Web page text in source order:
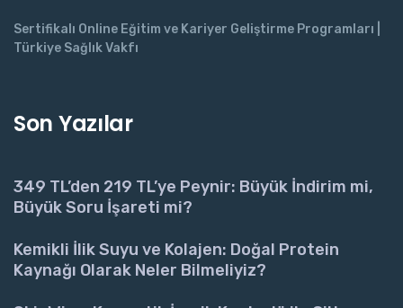
Sertifikalı Online Eğitim ve Kariyer Geliştirme Programları |
Türkiye Sağlık Vakfı
Son Yazılar
349 TL’den 219 TL’ye Peynir: Büyük İndirim mi,
Büyük Soru İşareti mi?
Kemikli İlik Suyu ve Kolajen: Doğal Protein
Kaynağı Olarak Neler Bilmeliyiz?